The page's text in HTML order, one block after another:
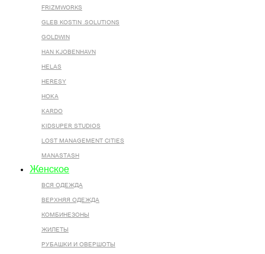
FRIZMWORKS
GLEB KOSTIN .SOLUTIONS
GOLDWIN
HAN KJOBENHAVN
HELAS
HERESY
HOKA
KARDO
KIDSUPER STUDIOS
LOST MANAGEMENT CITIES
MANASTASH
Женское
ВСЯ ОДЕЖДА
ВЕРХНЯЯ ОДЕЖДА
КОМБИНЕЗОНЫ
ЖИЛЕТЫ
РУБАШКИ И ОВЕРШОТЫ